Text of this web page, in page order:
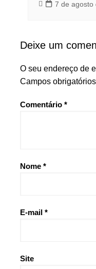
7 de agosto
Deixe um
O seu endereço de
Campos
Comentário *
Nome *
E-mail *
Site